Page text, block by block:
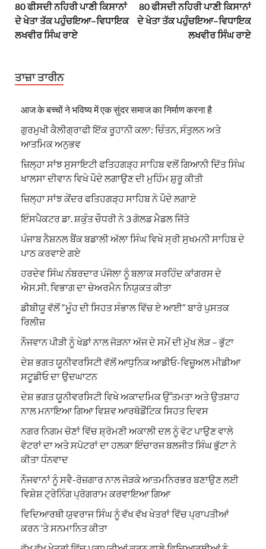
80 ਫੀਸਦੀ ਨਹਿਰੀ ਪਾਣੀ ਕਿਸਾਨਾਂ
ਦੇ ਖੇਤਾ ਤੱਕ ਪਹੁੰਚਇਆ–ਵਿਧਾਇਕ
ਲਖਵੀਰ ਸਿੰਘ ਰਾਏ
80 ਫੀਸਦੀ ਨਹਿਰੀ ਪਾਣੀ ਕਿਸਾਨਾਂ
ਦੇ ਖੇਤਾ ਤੱਕ ਪਹੁੰਚਇਆ–ਵਿਧਾਇਕ
ਲਖਵੀਰ ਸਿੰਘ ਰਾਏ
ਤਾਜ਼ਾ ਤਾਰੀਨ
आज के बच्चों ने भविष्य में एक सुंदर समाज का निर्माण करना है
ਗੁਰਮੁਖੀ ਕੈਲੀਗ੍ਰਾਫੀ ਇੱਕ ਰੂਹਾਨੀ ਕਲਾ: ਚਿੰਤਨ, ਸੰਤੁਲਨ ਅਤੇ
ਆਤਮਿਕ ਅਨੁਭਵ
ਜ਼ਿਲ੍ਹਾ ਸਾਂਝ ਸੁਸਾਇਟੀ ਫਤਿਹਗੜ੍ਹ ਸਾਹਿਬ ਵਲੋਂ ਗਿਆਨੀ ਦਿੱਤ ਸਿੰਘ
ਖਾਲਸਾ ਦੀਵਾਨ ਵਿਖੇ ਪੌਦੇ ਲਗਾਉਣ ਦੀ ਮੁਹਿੰਮ ਸ਼ੁਰੂ ਕੀਤੀ
ਜ਼ਿਲ੍ਹਾ ਸਾਂਝ ਕੇਂਦਰ ਫਤਿਹਗੜ੍ਹ ਸਾਹਿਬ ਨੇ ਪੌਦੇ ਲਗਾਏ
ਇੰਸਪੈਕਟਰ ਡਾ. ਸ਼ਕੁੰਤ ਚੌਧਰੀ ਨੇ 3 ਗੋਲਡ ਮੈਡਲ ਜਿੱਤੇ
ਪੰਜਾਬ ਨੈਸ਼ਨਲ ਬੈਂਕ ਬਡਾਲੀ ਅੱਲਾ ਸਿੰਘ ਵਿਖੇ ਸ੍ਰੀ ਸੁਖਮਨੀ ਸਾਹਿਬ ਦੇ
ਪਾਠ ਕਰਵਾਏ ਗਏ
ਹਰਦੇਵ ਸਿੰਘ ਨੰਬਰਦਾਰ ਪੰਜੋਲਾ ਨੂੰ ਬਲਾਕ ਸਰਹਿੰਦ ਕਾਂਗਰਸ ਦੇ
ਐਸ.ਸੀ. ਵਿਭਾਗ ਦਾ ਚੇਅਰਮੈਨ ਨਿਯੁਕਤ ਕੀਤਾ
ਡੀਬੀਯੂ ਵੱਲੋਂ “ਮੂੰਹ ਦੀ ਸਿਹਤ ਸੰਭਾਲ ਵਿੱਚ ਏ ਆਈ” ਬਾਰੇ ਪੁਸਤਕ
ਰਿਲੀਜ਼
ਨੌਜਵਾਨ ਪੀੜੀ ਨੂੰ ਖੇਡਾਂ ਨਾਲ ਜੋੜਨਾ ਅੱਜ ਦੇ ਸਮੇਂ ਦੀ ਮੁੱਖ ਲੋੜ – ਭੁੱਟਾ
ਦੇਸ਼ ਭਗਤ ਯੂਨੀਵਰਸਿਟੀ ਵੱਲੋਂ ਆਧੁਨਿਕ ਆਡੀਓ-ਵਿਜ਼ੂਅਲ ਮੀਡੀਆ
ਸਟੂਡੀਓ ਦਾ ਉਦਘਾਟਨ
ਦੇਸ਼ ਭਗਤ ਯੂਨੀਵਰਸਿਟੀ ਵਿਖੇ ਅਕਾਦਮਿਕ ਉੱਤਮਤਾ ਅਤੇ ਉਤਸ਼ਾਹ
ਨਾਲ ਮਨਾਇਆ ਗਿਆ ਵਿਸ਼ਵ ਆਰਥੋਡੌਂਟਿਕ ਸਿਹਤ ਦਿਵਸ
ਨਗਰ ਨਿਗਮ ਚੋਣਾਂ ਵਿੱਚ ਸ਼੍ਰੋਮਣੀ ਅਕਾਲੀ ਦਲ ਨੂੰ ਵੋਟ ਪਾਉਣ ਵਾਲੇ
ਵੋਟਰਾਂ ਦਾ ਅਤੇ ਸਪੋਟਰਾਂ ਦਾ ਹਲਕਾ ਇੰਚਾਰਜ ਬਲਜੀਤ ਸਿੰਘ ਭੁੱਟਾ ਨੇ
ਕੀਤਾ ਧੰਨਵਾਦ
ਨੌਜਵਾਨਾਂ ਨੂੰ ਸਵੈ-ਰੋਜ਼ਗਾਰ ਨਾਲ ਜੋੜਕੇ ਆਤਮਨਿਰਭਰ ਬਣਾਉਣ ਲਈ
ਵਿਸ਼ੇਸ਼ ਟ੍ਰੇਨਿੰਗ ਪ੍ਰੋਗਰਾਮ ਕਰਵਾਇਆ ਗਿਆ
ਵਿਦਿਆਰਥੀ ਯੁਵਰਾਜ ਸਿੰਘ ਨੂੰ ਵੱਖ ਵੱਖ ਖੇਤਰਾਂ ਵਿੱਚ ਪ੍ਰਾਪਤੀਆਂ
ਕਰਨ ‘ਤੇ ਸਨਮਾਨਿਤ ਕੀਤਾ